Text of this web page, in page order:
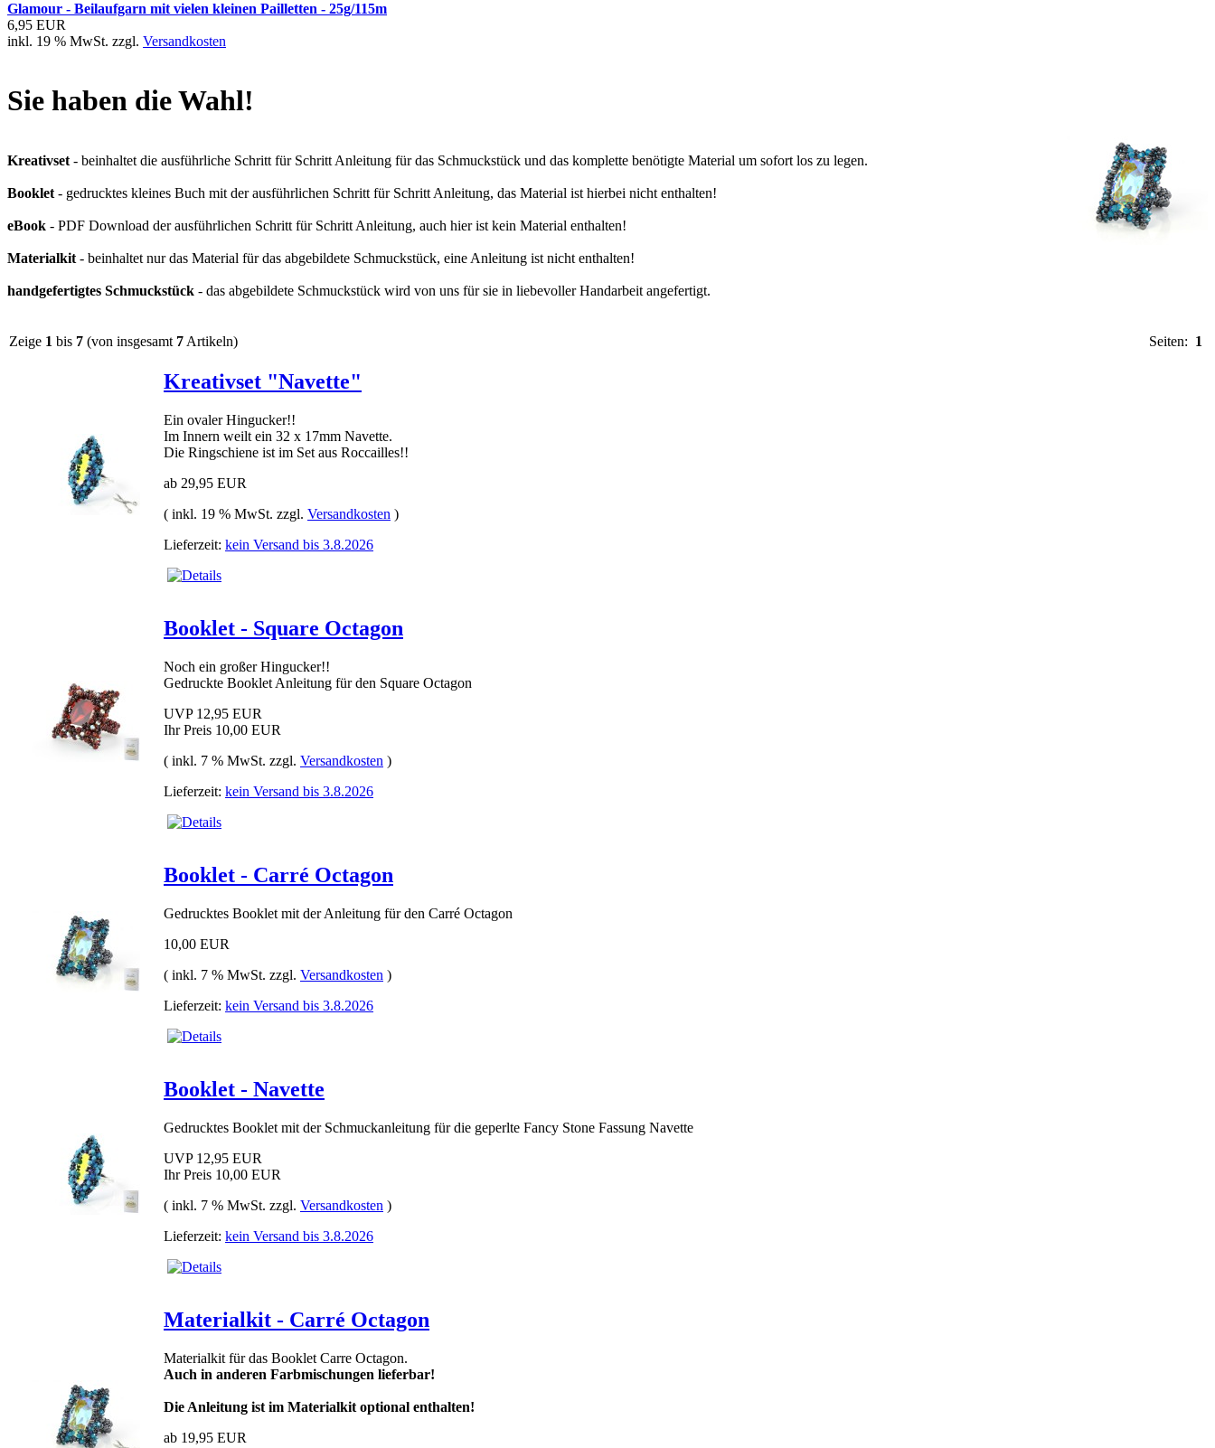
Glamour - Beilaufgarn mit vielen kleinen Pailletten - 25g/115m
6,95 EUR
inkl. 19 % MwSt. zzgl. Versandkosten
Sie haben die Wahl!
Kreativset - beinhaltet die ausführliche Schritt für Schritt Anleitung für das Schmuckstück und das komplette benötigte Material um sofort los zu legen.
Booklet - gedrucktes kleines Buch mit der ausführlichen Schritt für Schritt Anleitung, das Material ist hierbei nicht enthalten!
eBook - PDF Download der ausführlichen Schritt für Schritt Anleitung, auch hier ist kein Material enthalten!
Materialkit - beinhaltet nur das Material für das abgebildete Schmuckstück, eine Anleitung ist nicht enthalten!
handgefertigtes Schmuckstück - das abgebildete Schmuckstück wird von uns für sie in liebevoller Handarbeit angefertigt.
Zeige 1 bis 7 (von insgesamt 7 Artikeln) Seiten: 1
Kreativset "Navette"
Ein ovaler Hingucker!!
Im Innern weilt ein 32 x 17mm Navette.
Die Ringschiene ist im Set aus Roccailles!!
ab 29,95 EUR
( inkl. 19 % MwSt. zzgl. Versandkosten )
Lieferzeit: kein Versand bis 3.8.2026
Booklet - Square Octagon
Noch ein großer Hingucker!!
Gedruckte Booklet Anleitung für den Square Octagon
UVP 12,95 EUR
Ihr Preis 10,00 EUR
( inkl. 7 % MwSt. zzgl. Versandkosten )
Lieferzeit: kein Versand bis 3.8.2026
Booklet - Carré Octagon
Gedrucktes Booklet mit der Anleitung für den Carré Octagon
10,00 EUR
( inkl. 7 % MwSt. zzgl. Versandkosten )
Lieferzeit: kein Versand bis 3.8.2026
Booklet - Navette
Gedrucktes Booklet mit der Schmuckanleitung für die geperlte Fancy Stone Fassung Navette
UVP 12,95 EUR
Ihr Preis 10,00 EUR
( inkl. 7 % MwSt. zzgl. Versandkosten )
Lieferzeit: kein Versand bis 3.8.2026
Materialkit - Carré Octagon
Materialkit für das Booklet Carre Octagon.
Auch in anderen Farbmischungen lieferbar!
Die Anleitung ist im Materialkit optional enthalten!
ab 19,95 EUR